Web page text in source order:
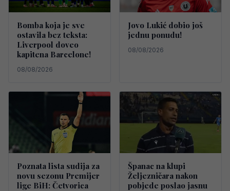
Bomba koja je sve
ostavila bez teksta:
Liverpool doveo
kapitena Barcelone!
08/08/2026
Jovo Lukić dobio još
jednu ponudu!
08/08/2026
Poznata lista sudija za
novu sezonu Premijer
lige BiH: Četvorica
Španac na klupi
Željezničara nakon
pobjede poslao jasnu